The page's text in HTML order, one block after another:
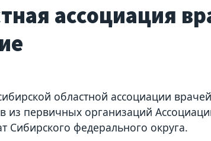
ассоциация
областной ассоциации
из первичных организаций
Сибирского федерального округа.